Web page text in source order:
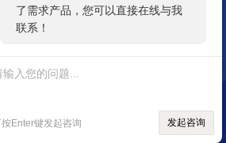
了需求产品，您可以直接在线与我
联系！
Enter键发起咨询 发起咨询